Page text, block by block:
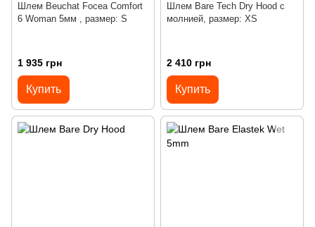
Шлем Beuchat Focea Comfort
6 Woman 5мм , размер: S
1 935 грн
Купить
Шлем Bare Tech Dry Hood с
молнией, размер: XS
2 410 грн
Купить